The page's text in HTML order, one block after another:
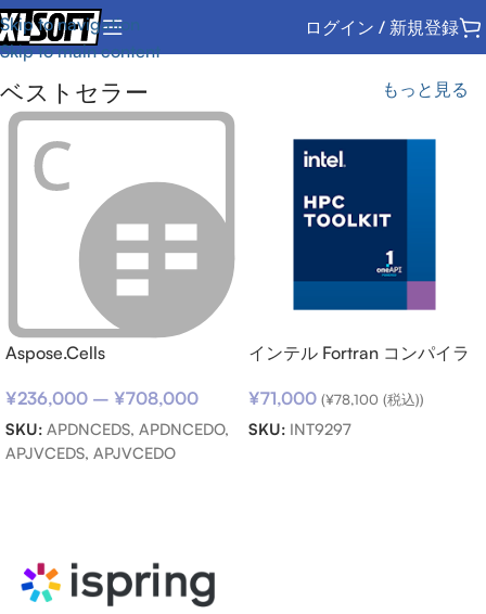
Skip to navigation
Skip to main content
ログイン / 新規登録
ベストセラー もっと見る
Aspose.Cells
¥236,000 – ¥708,000
SKU: APDNCEDS, APDNCEDO,
APJVCEDS, APJVCEDO
インテル Fortran コンパイラ
(期限内更新用)
¥71,000 (¥78,100 (税込))
SKU: INT9297